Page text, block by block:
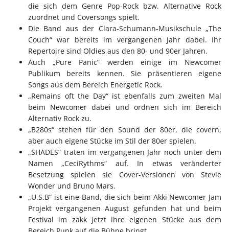
die sich dem Genre Pop-Rock bzw. Alternative Rock
zuordnet und Coversongs spielt.
Die Band aus der Clara-Schumann-Musikschule „The
Couch“ war bereits im vergangenen Jahr dabei. Ihr
Repertoire sind Oldies aus den 80- und 90er Jahren.
Auch „Pure Panic“ werden einige im Newcomer
Publikum bereits kennen. Sie präsentieren eigene
Songs aus dem Bereich Energetic Rock.
„Remains oft the Day“ ist ebenfalls zum zweiten Mal
beim Newcomer dabei und ordnen sich im Bereich
Alternativ Rock zu.
„B280s“ stehen für den Sound der 80er, die covern,
aber auch eigene Stücke im Stil der 80er spielen.
„SHADES“ traten im vergangenen Jahr noch unter dem
Namen „CeciRythms“ auf. In etwas veränderter
Besetzung spielen sie Cover-Versionen von Stevie
Wonder und Bruno Mars.
„U.S.B“ ist eine Band, die sich beim Akki Newcomer Jam
Projekt vergangenen August gefunden hat und beim
Festival im zakk jetzt ihre eigenen Stücke aus dem